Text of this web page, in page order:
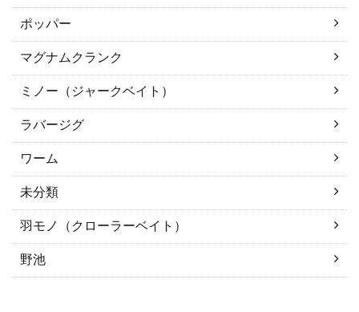
ポッパー
マグナムクランク
ミノー（ジャークベイト）
ラバージグ
ワーム
未分類
羽モノ（クローラーベイト）
野池